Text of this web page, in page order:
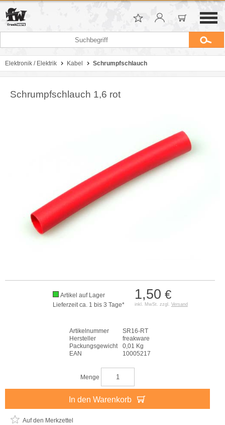
Elektronik / Elektrik Kabel Schrumpfschlauch
Schrumpfschlauch 1,6 rot
1,50 €
inkl. MwSt. zzgl. Versand
Artikel auf Lager
Lieferzeit ca. 1 bis 3 Tage*
Artikelnummer
SR16-RT
Hersteller
freakware
Packungsgewicht
0,01 Kg
EAN
10005217
Menge
In den Warenkorb
Auf den Merkzettel